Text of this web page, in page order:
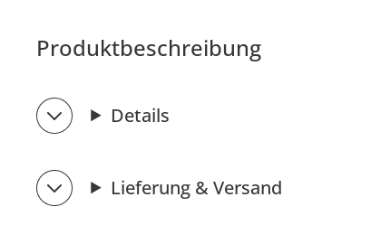
Produktbeschreibung
Details
Lieferung & Versand